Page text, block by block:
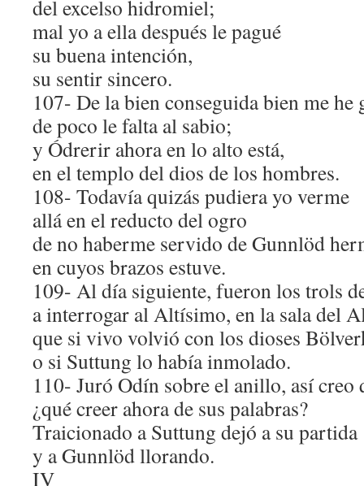
del excelso hidromiel;
mal yo a ella después le pagué
su buena intención,
su sentir sincero.
107- De la bien conseguida bien me he
de poco le falta al sabio;
y Ódrerir ahora en lo alto está,
en el templo del dios de los hombres.
108- Todavía quizás pudiera yo verme
allá en el reducto del ogro
de no haberme servido de Gunnlöd
en cuyos brazos estuve.
109- Al día siguiente, fueron los trols
a interrogar al Altísimo, en la sala del
que si vivo volvió con los dioses
o si Suttung lo había inmolado.
110- Juró Odín sobre el anillo, así creo
¿qué creer ahora de sus palabras?
Traicionado a Suttung dejó a su partida
y a Gunnlöd llorando.
IV